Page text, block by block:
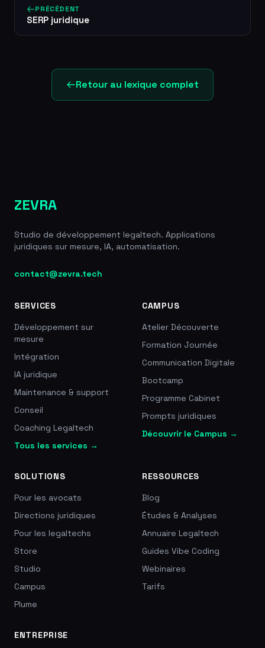
PRÉCÉDENT
SERP juridique
Retour au lexique complet
ZEVRA
Studio de développement legaltech. Applications
juridiques sur mesure, IA, automatisation.
contact@zevra.tech
SERVICES
Développement sur
mesure
Intégration
IA juridique
Maintenance & support
Conseil
Coaching Legaltech
Tous les services →
CAMPUS
Atelier Découverte
Formation Journée
Communication Digitale
Bootcamp
Programme Cabinet
Prompts juridiques
Découvrir le Campus →
SOLUTIONS
Pour les avocats
Directions juridiques
Pour les legaltechs
Store
Studio
Campus
Plume
RESSOURCES
Blog
Études & Analyses
Annuaire Legaltech
Guides Vibe Coding
Webinaires
Tarifs
ENTREPRISE